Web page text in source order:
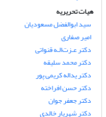
هیات تحریریه
سید ابوالفضل مسعودیان
امیر صفاری
دکتر عـزت‌الـه قنواتی
دکتر محمد سلیقه
دکتر یداله کریمی پور
دکتر حسن افراخته
دکتر جعفر جوان
دکتر شهریار خالدی